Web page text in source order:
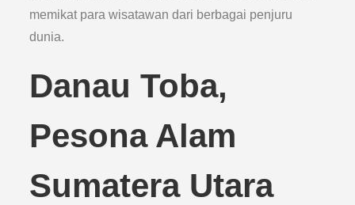
memikat para wisatawan dari berbagai penjuru
dunia.
Danau Toba,
Pesona Alam
Sumatera Utara